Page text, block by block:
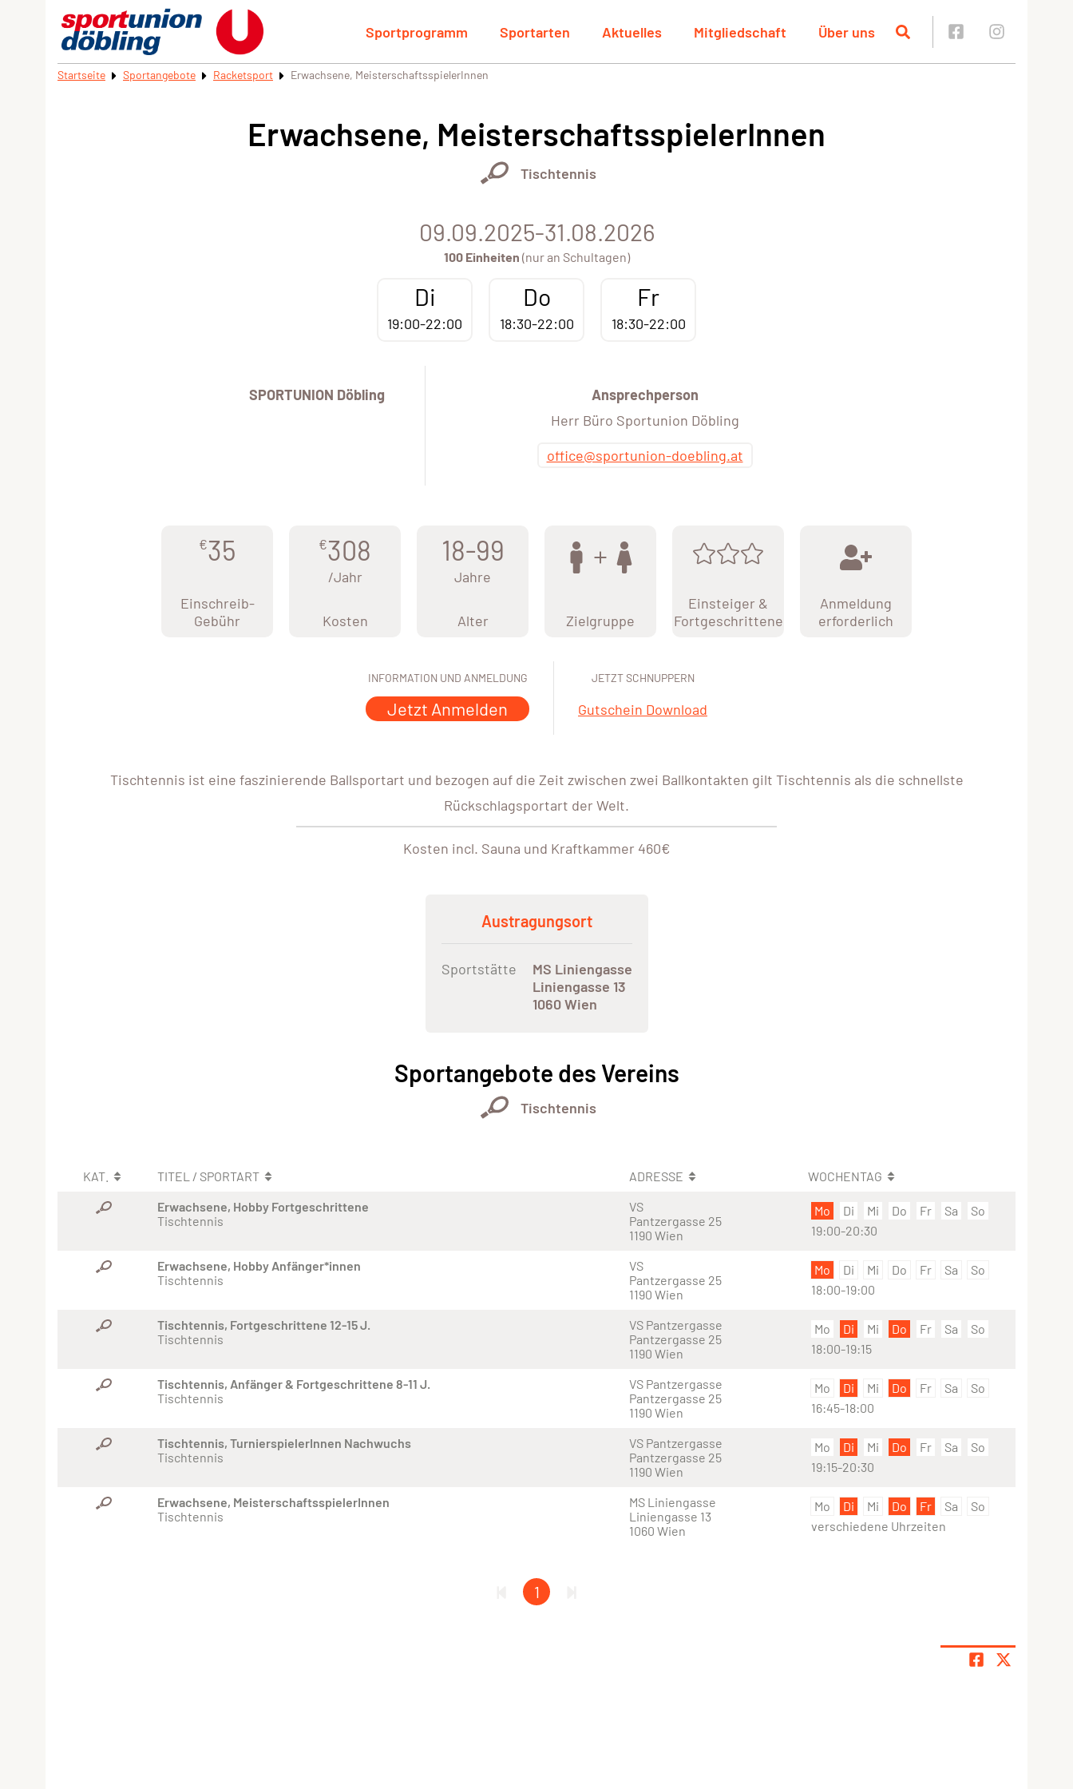
Sportprogramm Sportarten Aktuelles Mitgliedschaft Über uns
Startseite Sportangebote Racketsport Erwachsene, MeisterschaftsspielerInnen
Erwachsene, MeisterschaftsspielerInnen
Tischtennis
09.09.2025-31.08.2026
100 Einheiten (nur an Schultagen)
Di
19:00-22:00
Do
18:30-22:00
Fr
18:30-22:00
SPORTUNION Döbling
Ansprechperson
Herr Büro Sportunion Döbling
office@sportunion-doebling.at
€35
Einschreib-
Gebühr
€308
/Jahr
Kosten
18-99
Jahre
Alter Zielgruppe
Einsteiger &
Fortgeschrittene
Anmeldung
erforderlich
INFORMATION UND ANMELDUNG
Jetzt Anmelden
JETZT SCHNUPPERN
Gutschein Download
Tischtennis ist eine faszinierende Ballsportart und bezogen auf die Zeit zwischen zwei Ballkontakten gilt Tischtennis als die schnellste
Rückschlagsportart der Welt.
Kosten incl. Sauna und Kraftkammer 460€
Austragungsort
Sportstätte
MS Liniengasse
Liniengasse 13
1060 Wien
Sportangebote des Vereins
Tischtennis
KAT. TITEL / SPORTART ADRESSE
WOCHENTAG
Erwachsene, Hobby Fortgeschrittene
Tischtennis
VS
Pantzergasse 25
1190 Wien
Mo Di Mi Do Fr Sa
So
19:00-20:30
Erwachsene, Hobby Anfänger*innen
Tischtennis
VS
Pantzergasse 25
1190 Wien
Mo Di Mi Do Fr Sa
So
18:00-19:00
Tischtennis, Fortgeschrittene 12-15 J.
Tischtennis
VS Pantzergasse
Pantzergasse 25
1190 Wien
Mo Di Mi Do Fr Sa
So
18:00-19:15
Tischtennis, Anfänger & Fortgeschrittene 8-11 J.
Tischtennis
VS Pantzergasse
Pantzergasse 25
1190 Wien
Mo Di Mi Do Fr Sa
So
16:45-18:00
Tischtennis, TurnierspielerInnen Nachwuchs
Tischtennis
VS Pantzergasse
Pantzergasse 25
1190 Wien
Mo Di Mi Do Fr Sa
So
19:15-20:30
Erwachsene, MeisterschaftsspielerInnen
Tischtennis
MS Liniengasse
Liniengasse 13
1060 Wien
Mo Di Mi Do Fr Sa
So
verschiedene Uhrzeiten
1